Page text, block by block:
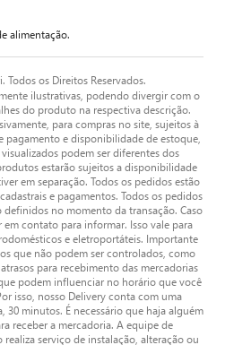
alimentação.
Todos os Direitos Reservados.
ilustrativas, podendo divergir com o
do produto na respectiva descrição.
para compras no site, sujeitos à
pagamento e disponibilidade de estoque,
podem ser diferentes dos
estarão sujeitos a disponibilidade
em separação. Todos os pedidos estão
e pagamentos. Todos os pedidos
no momento da transação. Caso
contato para informar. Isso vale para
e eletroportáteis. Importante
que não podem ser controlados, como
para recebimento das mercadorias
podem influenciar no horário que você
isso, nosso Delivery conta com uma
30 minutos. É necessário que haja alguém
receber a mercadoria. A equipe de
serviço de instalação, alteração ou